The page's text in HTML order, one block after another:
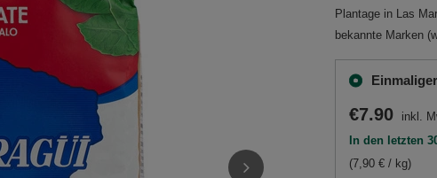
Plantage in Las
bekannte Marken
€7.90 inkl.
In den letzten
(7,90 € / kg)